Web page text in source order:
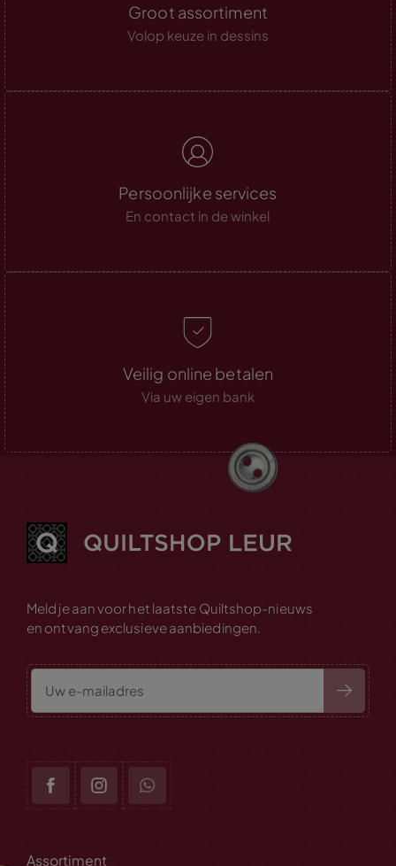
Groot assortiment
Volop keuze in dessins
Persoonlijke services
En contact in de winkel
Veilig online betalen
Via uw eigen bank
Meld je aan voor het laatste Quiltshop-nieuws
en ontvang exclusieve aanbiedingen.
Assortiment